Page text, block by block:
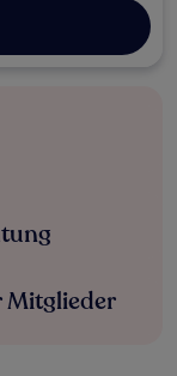
Mitglieder